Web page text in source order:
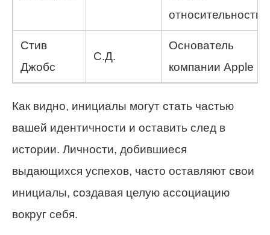
относительности
Стив
Джобс
С.Д.
Основатель
компании Apple
Как видно, инициалы могут стать частью
вашей идентичности и оставить след в
истории. Личности, добившиеся
выдающихся успехов, часто оставляют свои
инициалы, создавая целую ассоциацию
вокруг себя.